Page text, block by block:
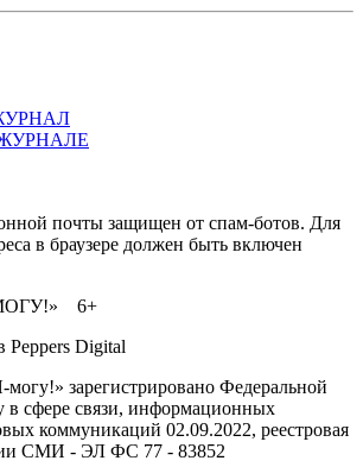
почты защищен от спам-ботов. Для
в браузере должен быть включен
МОГУ!» 6+
Peppers Digital
могу!» зарегистрировано Федеральной
в сфере связи, информационных
коммуникаций 02.09.2022, реестровая
СМИ - ЭЛ ФС 77 - 83852